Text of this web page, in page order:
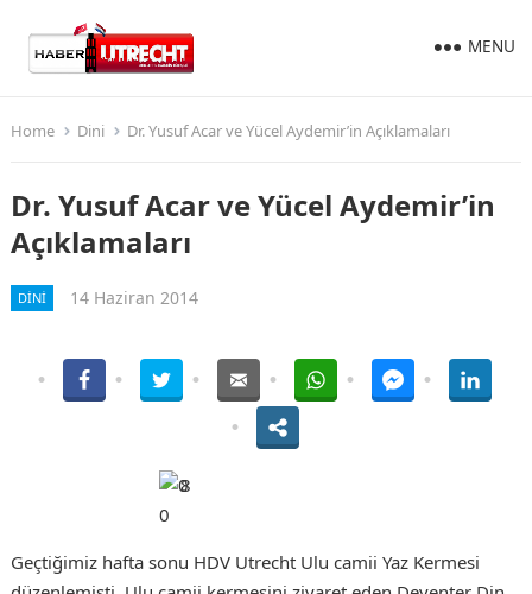
MENU
Home Dini Dr. Yusuf Acar ve Yücel Aydemir’in Açıklamaları
Dr. Yusuf Acar ve Yücel Aydemir’in
Açıklamaları
DINI 14 Haziran 2014
Geçtiğimiz hafta sonu HDV Utrecht Ulu camii Yaz Kermesi